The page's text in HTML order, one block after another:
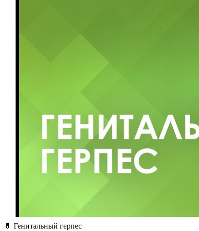
💊 Генитальный герпес